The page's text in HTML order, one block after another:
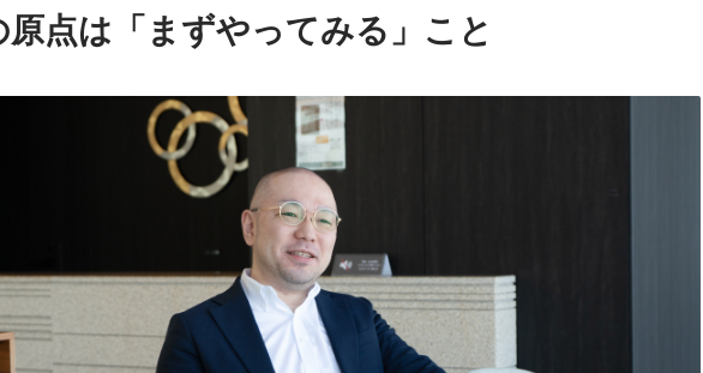
点は「まずやってみる」こと